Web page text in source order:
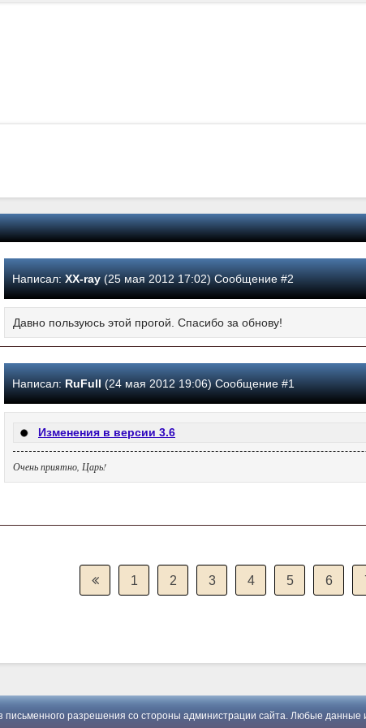
Написал: XX-ray(25 мая 2012 17:02) Сообщение #2
Давно пользуюсь этой прогой. Спасибо за обнову!
Написал: RuFull(24 мая 2012 19:06) Сообщение #1
Изменения в версии 3.6
Очень приятно, Царь!
1 2 3 4 5 6
разрешения со стороны администрации сайта. Любые